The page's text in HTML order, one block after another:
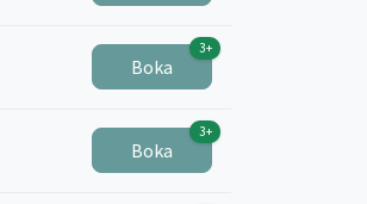
Boka
3+
Boka
3+